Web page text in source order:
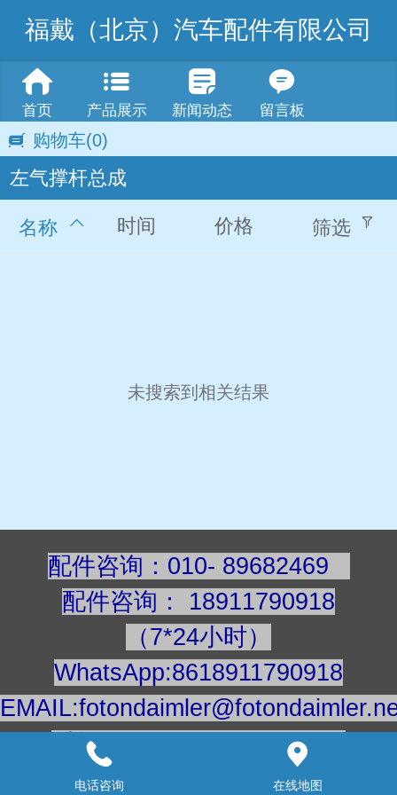
福戴（北京）汽车配件有限公司
首页 产品展示 新闻动态 留言板
购物车(0)
左气撑杆总成
名称 时间 价格 筛选
未搜索到相关结果
配件咨询：010- 89682469
配件咨询 ： 18911790918
（7*24小时）
WhatsApp:8618911790918
手机/微信：18911790918
建议用电脑浏览更清楚
电话咨询 在线地图